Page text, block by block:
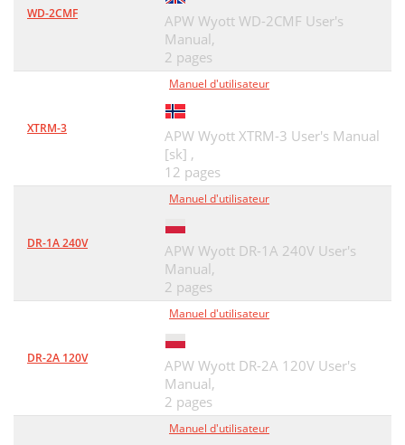
WD-2CMF
APW Wyott WD-2CMF User's
Manual,
2 pages
XTRM-3
Manuel d'utilisateur
APW Wyott XTRM-3 User's Manual
[sk] ,
12 pages
DR-1A 240V
Manuel d'utilisateur
APW Wyott DR-1A 240V User's
Manual,
2 pages
DR-2A 120V
Manuel d'utilisateur
APW Wyott DR-2A 120V User's
Manual,
2 pages
Manuel d'utilisateur